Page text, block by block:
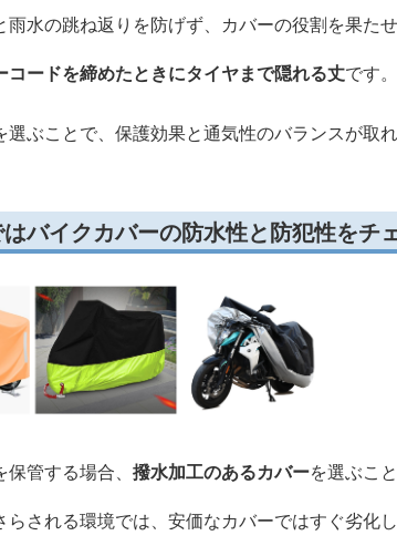
水の跳ね返りを防げず、カバーの役割を果たせ
コードを締めたときにタイヤまで隠れる丈です。
選ぶことで、保護効果と通気性のバランスが取
バイクカバーの防水性と防犯性をチ
管する場合、 撥水加工のあるカバーを選ぶこ
される環境では、安価なカバーではすぐ劣化し